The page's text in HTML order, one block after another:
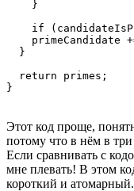
    }
if
primeCandidate
  }
  return primes;
Этот код проще,
потому что в нём в
Если сравнивать с
мне плевать! В этом
короткий и